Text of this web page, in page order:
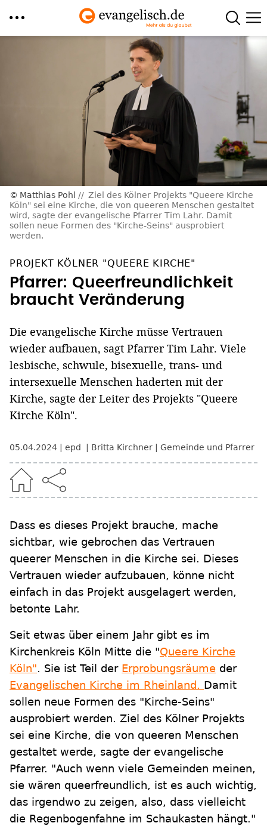
Matthias Pohl
Ziel des Kölner Projekts "Queere Kirche
Köln" sei eine Kirche, die von queeren Menschen gestaltet
wird, sagte der evangelische Pfarrer Tim Lahr. Damit
sollen neue Formen des "Kirche-Seins" ausprobiert
werden.
PROJEKT KÖLNER "QUEERE KIRCHE"
Pfarrer: Queerfreundlichkeit
braucht Veränderung
Die evangelische Kirche müsse Vertrauen
wieder aufbauen, sagt Pfarrer Tim Lahr. Viele
lesbische, schwule, bisexuelle, trans- und
intersexuelle Menschen haderten mit der
Kirche, sagte der Leiter des Projekts "Queere
Kirche Köln".
05.04.2024 epd Britta Kirchner Gemeinde und Pfarrer
Dass es dieses Projekt brauche, mache
sichtbar, wie gebrochen das Vertrauen
queerer Menschen in die Kirche sei. Dieses
Vertrauen wieder aufzubauen, könne nicht
einfach in das Projekt ausgelagert werden,
betonte Lahr.
Seit etwas über einem Jahr gibt es im
Kirchenkreis Köln Mitte die "Queere Kirche
Köln". Sie ist Teil der Erprobungsräume der
Evangelischen Kirche im Rheinland. Damit
sollen neue Formen des "Kirche-Seins"
ausprobiert werden. Ziel des Kölner Projekts
sei eine Kirche, die von queeren Menschen
gestaltet werde, sagte der evangelische
Pfarrer. "Auch wenn viele Gemeinden meinen,
sie wären queerfreundlich, ist es auch wichtig,
das irgendwo zu zeigen, also, dass vielleicht
die Regenbogenfahne im Schaukasten hängt."